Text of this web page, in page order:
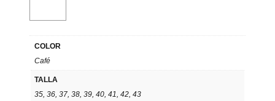
COLOR
Café
TALLA
35, 36, 37, 38, 39, 40, 41, 42, 43